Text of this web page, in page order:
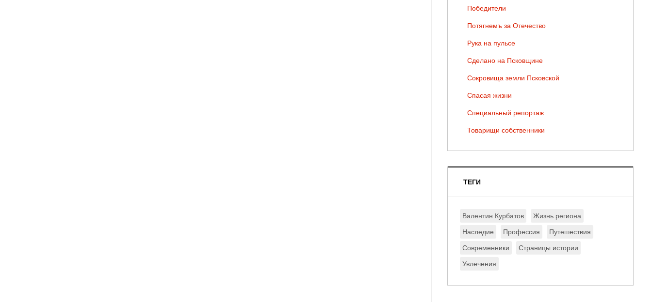
Победители
Потягнемъ за Отечество
Рука на пульсе
Сделано на Псковщине
Сокровища земли Псковской
Спасая жизни
Специальный репортаж
Товарищи собственники
ТЕГИ
Валентин Курбатов Жизнь региона
Наследие Профессия Путешествия
Современники Страницы истории
Увлечения